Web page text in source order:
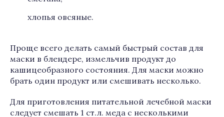
хлопья овсяные.
Проще всего делать самый быстрый состав для
маски в блендере, измельчив продукт до
кашицеобразного состояния. Для маски можно
брать один продукт или смешивать несколько.
Для приготовления питательной лечебной маски
следует смешать 1 ст.л. меда с несколькими